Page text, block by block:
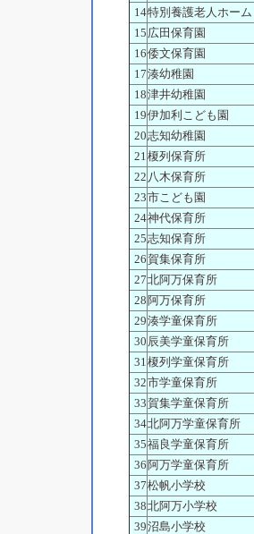
14特別養護老人ホー
15 広田保育園
16倭文保育園
17湊幼稚園
18津井幼稚園
19伊加利こども園
20志知幼稚園
21榎列保育所
22 八木保育所
23市こども園
24神代保育所
25志知保育所
26賀集保育所
27北阿万保育所
28 阿万保育所
29湊学童保育所
30 辰美学童保育所
31榎列学童保育所
32市学童保育所
33賀集学童保育所
34北阿万学童保育所
35福良学童保育所
36 阿万学童保育所
37松帆小学校
38北阿万小学校
39沼島小学校